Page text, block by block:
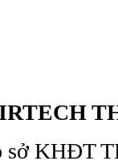
KHĐT